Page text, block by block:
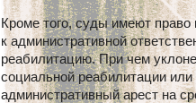
Кроме того, суды имеют право
к административной
реабилитацию. При чем
социальной реабилитации
административный арест на